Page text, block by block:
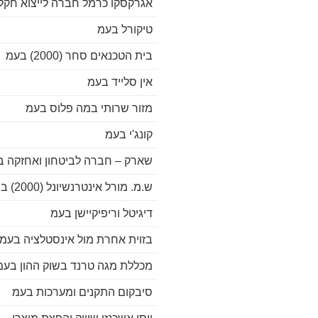
אגרקסקו כרמל חברה לייצוא
טיקורל בעמ
בית הטכנאים סחר (2000) בעמ
אין סלייד בעמ
מזור שרותי במה פלוס בעמ
קונג'י בעמ
שארק – חברה לביטחון ואחזקה
ש.מ. מורל אינטרנשיונל (2000) ב
דיגיטל וריפיקיישן בעמ
בזוית אחרת מול אינסטלציה בעמ
מכללת מגה טרנד בשוק ההון
סיבקום התקנים ומערכות בעמ